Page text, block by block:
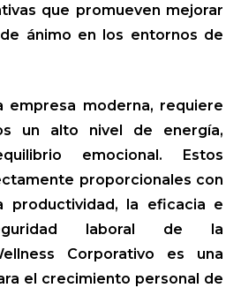
que promueven mejorar
ánimo en los entornos de
empresa moderna, requiere
un alto nivel de energía,
emocional. Estos
proporcionales con
productividad, la eficacia e
laboral de la
Corporativo es una
el crecimiento personal de